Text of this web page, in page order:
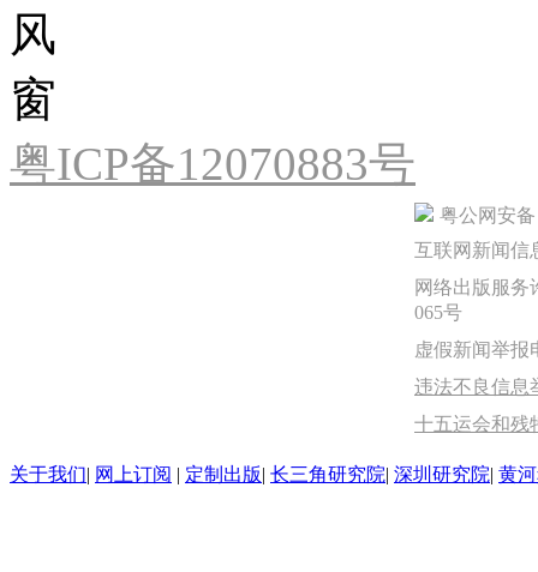
粤ICP备12070883号
粤公网安备
互联网新闻信
网络出版服务
065号
虚假新闻举报
违法不良信息
十五运会和残
关于我们| 网上订阅 | 定制出版| 长三角研究院| 深圳研究院| 黄